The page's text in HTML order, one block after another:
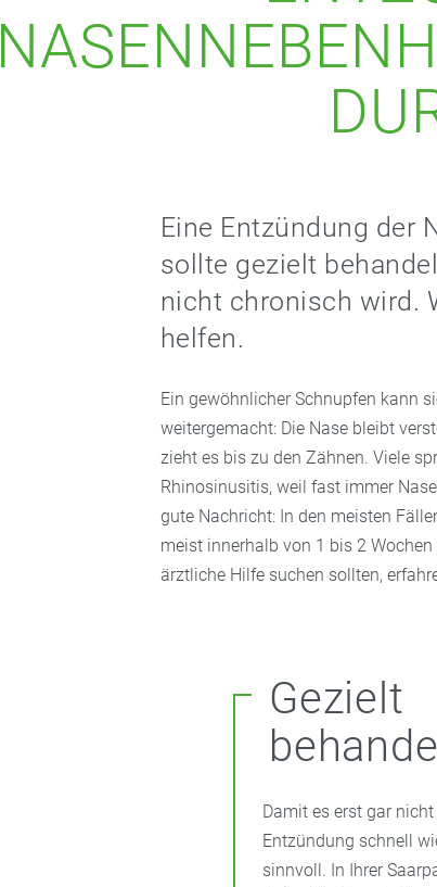
Eine Entzündung der
sollte gezielt
nicht chronisch wird.
helfen.
Ein gewöhnlicher Schnupfen kann
weitergemacht: Die Nase bleibt
zieht es bis zu den Zähnen. Viele
Rhinosinusitis, weil fast immer
gute Nachricht: In den meisten
meist innerhalb von 1 bis 2
ärztliche Hilfe suchen sollten,
Gezielt
Damit es erst gar
Entzündung schnell
sinnvoll. In Ihrer